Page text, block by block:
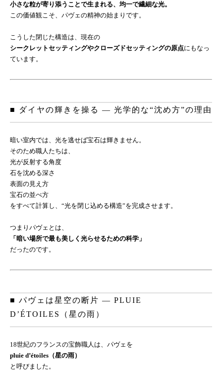
小さな粒が寄り添うことで生まれる、均一で繊細な光。
この価値観こそ、パヴェの精神の始まりです。
こうした閉じた構造は、現在の
シークレットセッティングやクローズドセッティングの原点にもなっ
ています。
■ ダイヤの輝きを操る ― 光学的な“沈め方”の理由
暗い室内では、光を逃せば宝石は輝きません。
そのため職人たちは、
光が反射する角度
石を沈める深さ
表面の見え方
宝石の並べ方
をすべて計算し、“光を閉じ込める構造”を完成させます。
つまりパヴェとは、
「暗い場所で最も美しく光らせるための科学」
だったのです。
■ パヴェは星空の断片 ― PLUIE
D’ÉTOILES（星の雨）
18世紀のフランスの宝飾職人は、パヴェを
pluie d’étoiles（星の雨）
と呼びました。